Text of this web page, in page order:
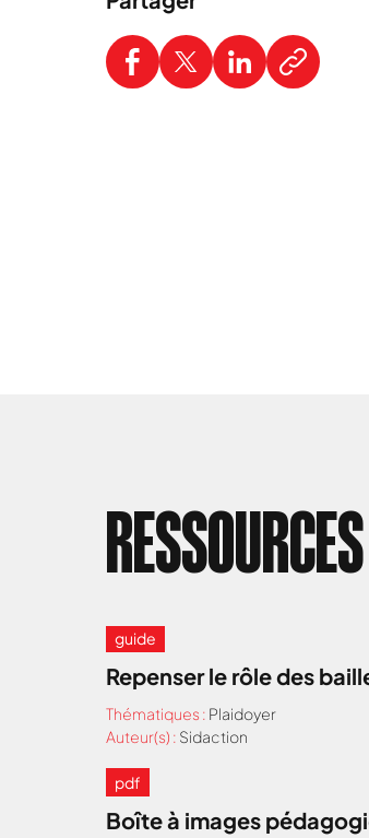
guide
Repenser le rôle des
Thématiques : Plaidoyer
Auteur(s) : Sidaction
pdf
Boîte à images